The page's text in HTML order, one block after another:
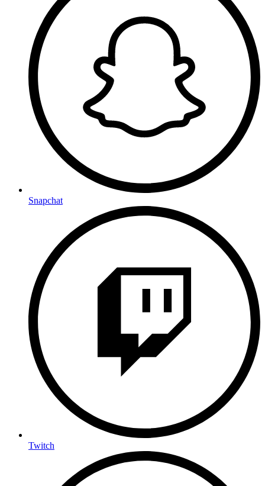
Snapchat
Twitch